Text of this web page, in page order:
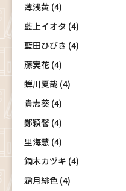
薄浅黄 (4)
藍上イオタ (4)
藍田ひびき (4)
藤実花 (4)
蝉川夏哉 (4)
貴志葵 (4)
鄭穎馨 (4)
里海慧 (4)
鏑木カヅキ (4)
霜月緋色 (4)